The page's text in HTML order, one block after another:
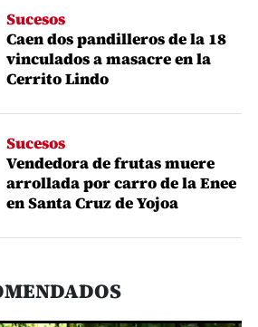
Sucesos
Caen dos pandilleros de la 18
vinculados a masacre en la
Cerrito Lindo
Sucesos
Vendedora de frutas muere
arrollada por carro de la Enee
en Santa Cruz de Yojoa